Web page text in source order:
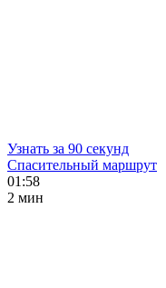
Узнать за 90 секунд
Спасительный маршрут
01:58
2 мин